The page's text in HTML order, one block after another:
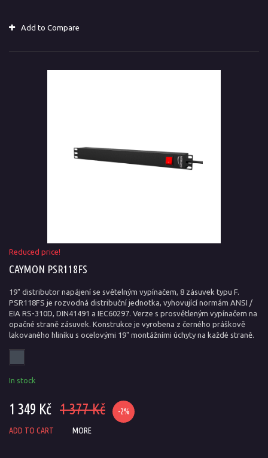
Add to Compare
Reduced price!
CAYMON PSR118FS
19" distributor napájení se světelným vypínačem, 8 zásuvek typu F.
PSR118FS je rozvodná distribuční jednotka, vyhovující normám ANSI /
EIA RS-310D, DIN41491 a IEC60297. Verze s prosvětleným vypínačem na
opačné straně zásuvek. Konstrukce je vyrobena z černého práškově
lakovaného hliníku s ocelovými 19" montážními úchyty na každé straně.
In stock
1 349 Kč 1 377 Kč -2%
ADD TO CART MORE